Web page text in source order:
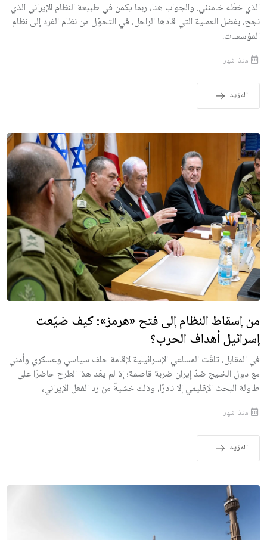
الذي خطّه خامنئي. والجواب هنا، ربما يكمن في طبيعة النظام الإيراني الذي
نجح، بفضل العملية التي قادها الراحل، في التحوّل من نظام الفرد إلى نظام
المؤسسات.
منذ شهر
المزيد
من إسقاط النظام إلى فتح «هرمز»: كيف ضيّعت
إسرائيل أهداف الحرب؟
في المقابل، تلقّت المساعي الإسرائيلية لإقامة حلف سياسي وعسكري وأمني
مع دول الخليج ضدّ إيران ضربة قاصمة؛ إذ لم يعُد هذا الطرح حاضرًا على
طاولة البحث الإقليمي إلا نادرًا، وذلك خشيةً من رد الفعل الإيراني،
منذ شهر
المزيد